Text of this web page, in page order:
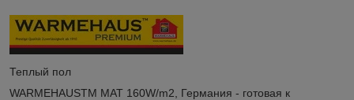
Теплый пол
WARMEHAUSTM MAT 160W/m2, Германия - готовая к